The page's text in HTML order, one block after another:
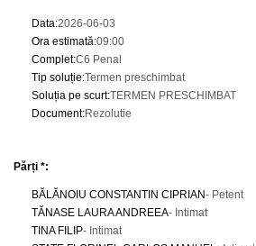
Data:2026-06-03
Ora estimată:09:00
Complet:C6 Penal
Tip soluție:Termen preschimbat
Soluția pe scurt:TERMEN PRESCHIMBAT
Document:Rezolutie
Părți *:
BĂLĂNOIU CONSTANTIN CIPRIAN- Petent
TĂNASE LAURA ANDREEA- Intimat
TINA FILIP- Intimat